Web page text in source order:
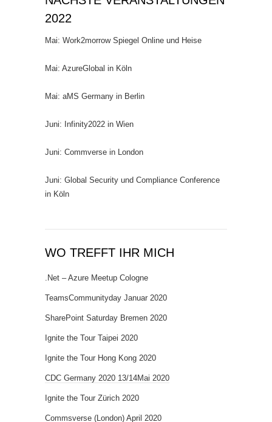
2022
Mai: Work2morrow Spiegel Online und Heise
Mai: AzureGlobal in Köln
Mai: aMS Germany in Berlin
Juni: Infinity2022 in Wien
Juni: Commverse in London
Juni: Global Security und Compliance Conference
in Köln
WO TREFFT IHR MICH
.Net – Azure Meetup Cologne
TeamsCommunityday Januar 2020
SharePoint Saturday Bremen 2020
Ignite the Tour Taipei 2020
Ignite the Tour Hong Kong 2020
CDC Germany 2020 13/14Mai 2020
Ignite the Tour Zürich 2020
Commsverse (London) April 2020